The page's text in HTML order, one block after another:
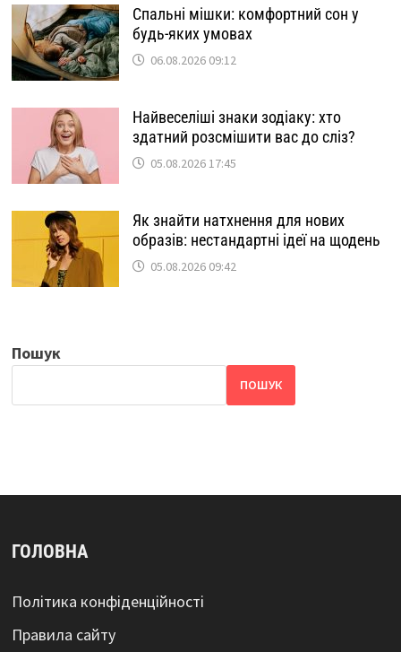
Спальні мішки: комфортний сон у
будь-яких умовах
06.08.2026 09:12
Найвеселіші знаки зодіаку: хто
здатний розсмішити вас до сліз?
05.08.2026 17:45
Як знайти натхнення для нових
образів: нестандартні ідеї на щодень
05.08.2026 09:42
Пошук
ПОШУК
ГОЛОВНА
Політика конфіденційності
Правила сайту